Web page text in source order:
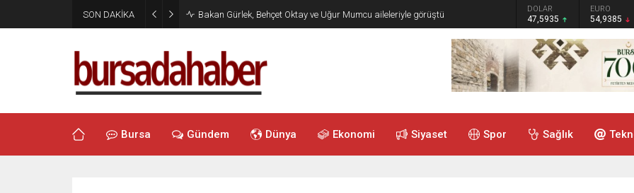
SON DAKİKA Bakan Gürlek, Behçet Oktay ve Uğur Mumcu aileleriyle görüştü DOLAR
47,5935
EURO
54,9385
Bursa Gündem Dünya Ekonomi Siyaset Spor Sağlık